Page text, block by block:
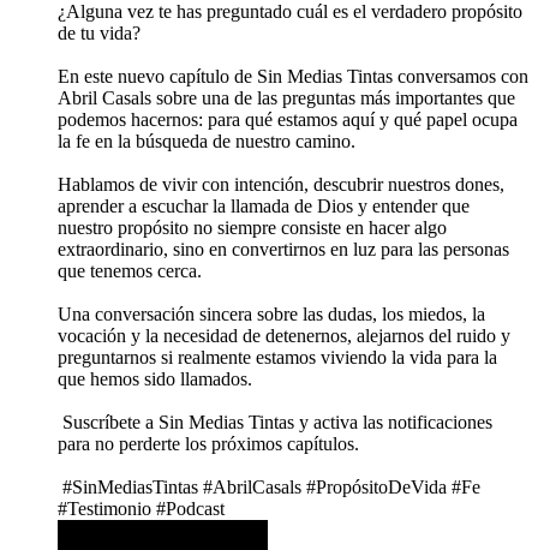
¿Alguna vez te has preguntado cuál es el verdadero propósito
de tu vida?
En este nuevo capítulo de Sin Medias Tintas conversamos con
Abril Casals sobre una de las preguntas más importantes que
podemos hacernos: para qué estamos aquí y qué papel ocupa
la fe en la búsqueda de nuestro camino.
Hablamos de vivir con intención, descubrir nuestros dones,
aprender a escuchar la llamada de Dios y entender que
nuestro propósito no siempre consiste en hacer algo
extraordinario, sino en convertirnos en luz para las personas
que tenemos cerca.
Una conversación sincera sobre las dudas, los miedos, la
vocación y la necesidad de detenernos, alejarnos del ruido y
preguntarnos si realmente estamos viviendo la vida para la
que hemos sido llamados.
Suscríbete a Sin Medias Tintas y activa las notificaciones
para no perderte los próximos capítulos.
#SinMediasTintas #AbrilCasals #PropósitoDeVida #Fe
#Testimonio #Podcast